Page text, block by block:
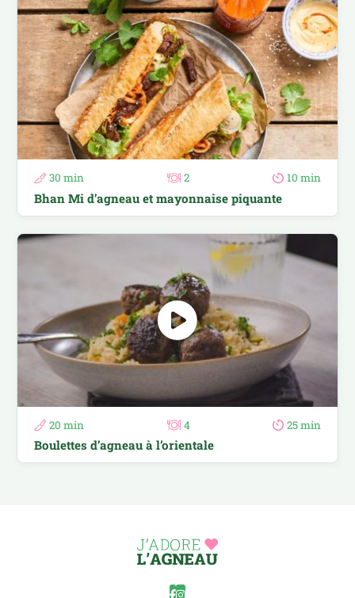
30 min 2 10 min
Bhan Mi d’agneau et mayonnaise piquante
20 min 4 25 min
Boulettes d’agneau à l’orientale